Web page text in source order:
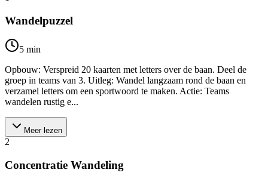
Wandelpuzzel
5 min
Opbouw: Verspreid 20 kaarten met letters over de baan. Deel de
groep in teams van 3. Uitleg: Wandel langzaam rond de baan en
verzamel letters om een sportwoord te maken. Actie: Teams
wandelen rustig e...
Meer lezen
2
Concentratie Wandeling